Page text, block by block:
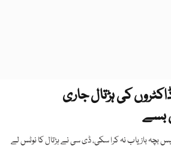
کی ہڑتال جاری
33 ہو گئی، پولیس بچہ بازیاب نہ کرا سکی، ڈی سی نے ہڑتال کا نوٹس لے